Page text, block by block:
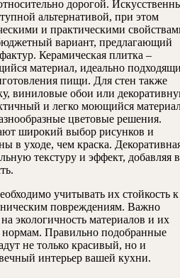
дорогой.
альтернативой, при этом
и практическими
вариант, предлагающий
Керамическая плитка –
материал, идеально
пищи. Для стен также
виниловые обои или
и легко моющийся
цветовые решения.
широкий выбор рисунков и
в уходе, чем краска.
текстуру и эффект, добавляя в
учитывать их стойкость к
повреждениям. Важно
экологичность материалов и их
нормам. Правильно подобранные
не только красивый, но и
интерьер вашей кухни.